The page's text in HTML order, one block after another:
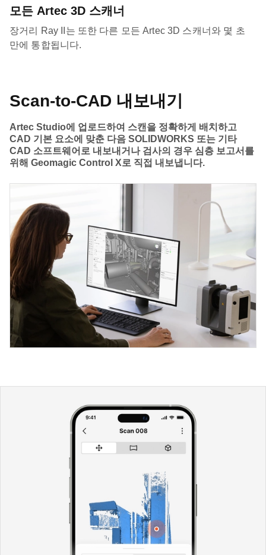
모든 Artec 3D 스캐너
장거리 Ray II는 또한 다른 모든 Artec 3D 스캐너와 몇 초
만에 통합됩니다.
Scan-to-CAD 내보내기
Artec Studio에 업로드하여 스캔을 정확하게 배치하고
CAD 기본 요소에 맞춘 다음 SOLIDWORKS 또는 기타
CAD 소프트웨어로 내보내거나 검사의 경우 심층 보고서를
위해 Geomagic Control X로 직접 내보냅니다.